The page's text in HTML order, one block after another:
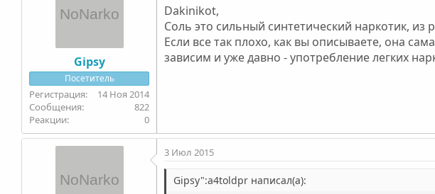
Gipsy
Посетитель
14 Ноя 2014
822
0
Dakinikot,
Соль это сильный синтетический наркотик,
Если все так плохо, как вы описываете, она
зависим и уже давно - употребление легких
3 Июл 2015
Gipsy":a4toldpr написал(а):